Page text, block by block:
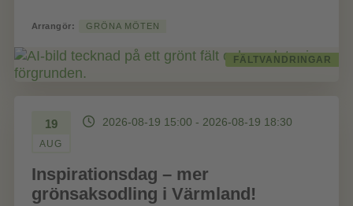
FÄLTVANDRINGAR
Arrangör: GRÖNA MÖTEN
19
AUG
2026-08-19 15:00 - 2026-08-19 18:30
Inspirationsdag – mer
grönsaksodling i Värmland!